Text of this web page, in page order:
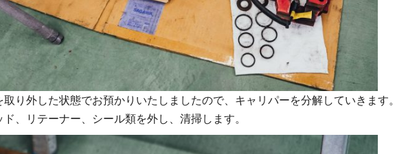
取り外した状態でお預かりいたしましたので、キャリパーを分解していきます。
ド、リテーナー、シール類を外し、清掃します。